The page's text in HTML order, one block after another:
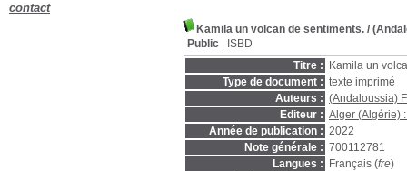
Kamila un volcan de sentiments. /
Public
ISBD
Titre :
Kamila un
Type de document : texte imprimé
Auteurs : (Andaloussia)
Editeur : Alger (Algérie)
Année de publication : 2022
Note générale : 700112781
Langues :
Français (fre)
contact